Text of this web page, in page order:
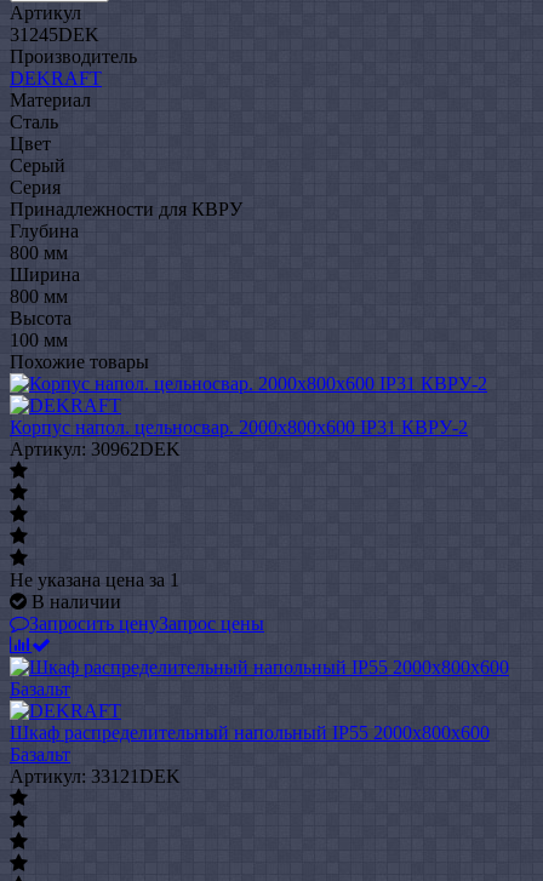
Артикул
31245DEK
Производитель
DEKRAFT
Материал
Сталь
Цвет
Серый
Серия
Принадлежности для КВРУ
Глубина
800 мм
Ширина
800 мм
Высота
100 мм
Похожие товары
Корпус напол. цельносвар. 2000х800х600 IP31 КВРУ-2
Артикул: 30962DEK
Не указана цена за 1
В наличии
Запросить ценуЗапрос цены
Шкаф распределительный напольный IP55 2000х800х600
Базальт
Артикул: 33121DEK